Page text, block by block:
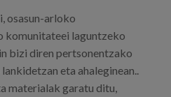
osasun-arloko
komunitateei laguntzeko
bizi diren pertsonentzako
eta ahaleginean..
materialak garatu ditu,